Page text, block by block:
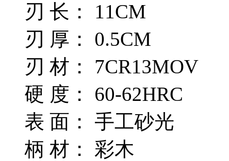
刃 长： 11CM
刃 厚： 0.5CM
刃 材： 7CR13MOV
硬 度： 60-62HRC
表 面： 手工砂光
柄 材： 彩木